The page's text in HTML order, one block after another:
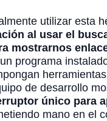
utilizar esta
al usar el
mostrarnos
programa
de desarrollo
único para
mano en el